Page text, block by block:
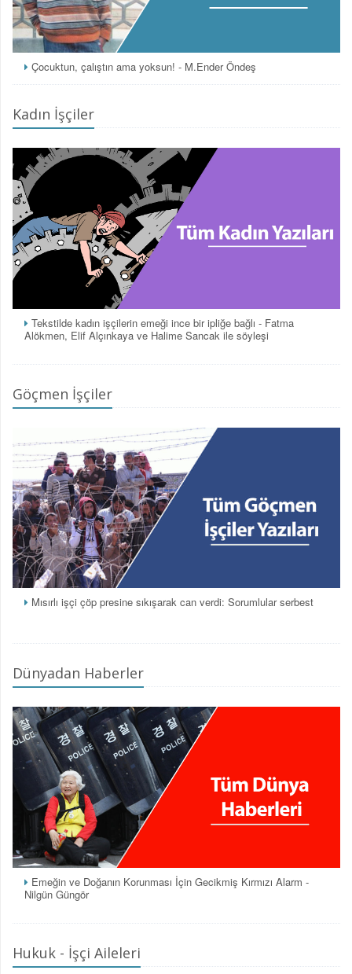
Çocuktun, çalıştın ama yoksun! - M.Ender Öndeş
Kadın İşçiler
Tekstilde kadın işçilerin emeği ince bir ipliğe bağlı - Fatma
Alökmen, Elif Alçınkaya ve Halime Sancak ile söyleşi
Göçmen İşçiler
Mısırlı işçi çöp presine sıkışarak can verdi: Sorumlular serbest
Dünyadan Haberler
Emeğin ve Doğanın Korunması İçin Gecikmiş Kırmızı Alarm -
Nilgün Güngör
Hukuk - İşçi Aileleri